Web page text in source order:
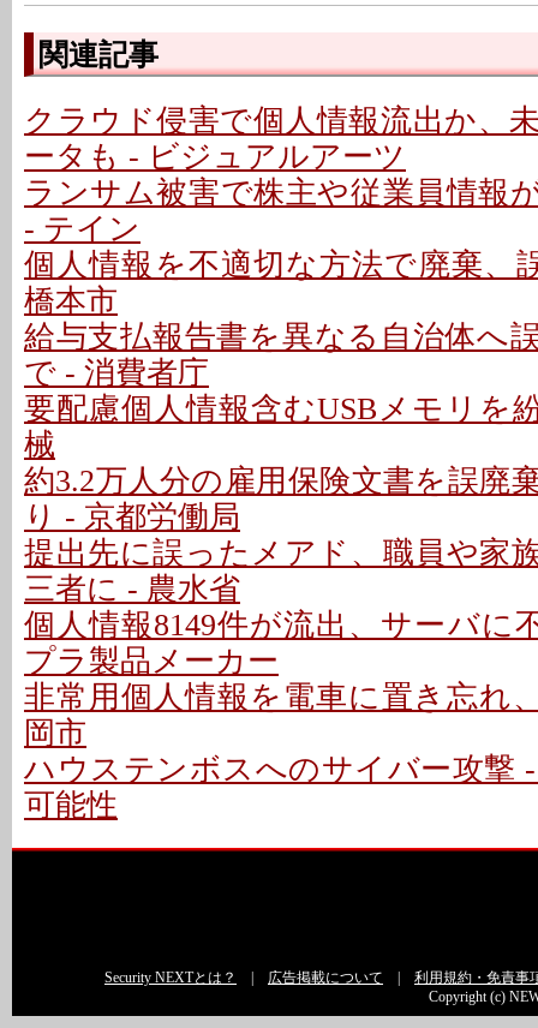
関連記事
クラウド侵害で個人情報流出か、
ータも - ビジュアルアーツ
ランサム被害で株主や従業員情報
- テイン
個人情報を不適切な方法で廃棄、
橋本市
給与支払報告書を異なる自治体へ
で - 消費者庁
要配慮個人情報含むUSBメモリを
械
約3.2万人分の雇用保険文書を誤廃
り - 京都労働局
提出先に誤ったメアド、職員や家
三者に - 農水省
個人情報8149件が流出、サーバに
プラ製品メーカー
非常用個人情報を電車に置き忘れ
岡市
ハウステンボスへのサイバー攻撃
可能性
Security NEXTとは？ 広告掲載について
利用規約・免責事
Copyright (c)